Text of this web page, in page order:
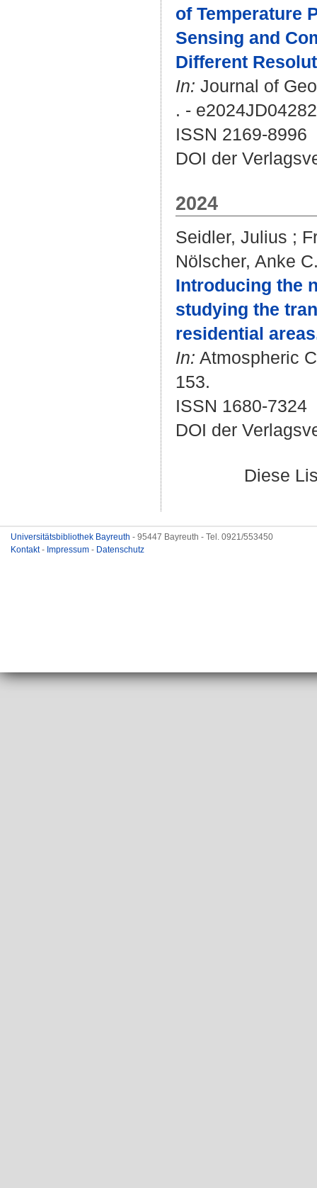
of Temperature
Sensing and
Different
In: Journal of
. -
ISSN 2169-8996
DOI der
2024
Seidler, Julius ;
Nölscher, Anke
Introducing the
studying the
residential
In: Atmospheric
153.
ISSN 1680-7324
DOI der
Diese
Universitätsbibliothek Bayreuth - 95447 Bayreuth - Tel. 0921/553450
Kontakt- Impressum - Datenschutz